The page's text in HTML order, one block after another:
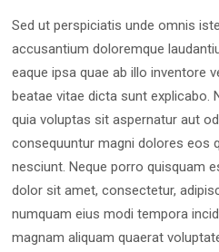
Sed ut perspiciatis unde omnis
accusantium doloremque
eaque ipsa quae ab illo inventore
beatae vitae dicta sunt explicabo.
quia voluptas sit aspernatur aut
consequuntur magni dolores eos
nesciunt. Neque porro quisquam
dolor sit amet, consectetur,
numquam eius modi tempora
magnam aliquam quaerat